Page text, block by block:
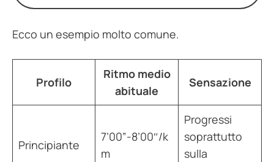
Ecco un esempio molto comune.
Profilo
Ritmo medio
abituale
Sensazione
Principiante
7’00”-8’00″/k
m
Progressi
soprattutto
sulla